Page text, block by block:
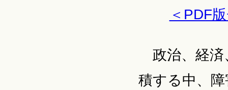
＜PDF
政治、経済
積する中、